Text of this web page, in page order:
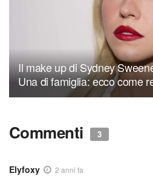
Il make up di Sydney
Una di famiglia: ecco come
Commenti 3
Elyfoxy 2 anni fa